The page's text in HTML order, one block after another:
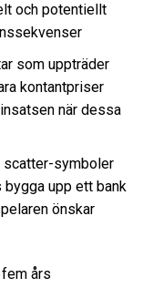
och potentiellt
som uppträder
kontantpriser
när dessa
symboler
upp ett bank
önskar
års